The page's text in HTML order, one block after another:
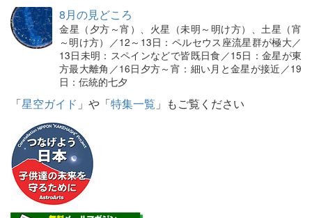
8月の見どころ
金星（夕方～宵）、火星（未明～明け方）、土星（宵
～明け方）／12～13日：ペルセウス座流星群が極大／
13日未明：スペインなどで皆既日食／15日：金星が東
方最大離角／16日夕方～宵：細い月と金星が接近／19
日：伝統的七夕
「星空ガイド 」や「特集一覧 」もご覧ください